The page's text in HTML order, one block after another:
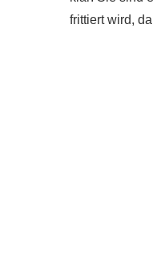
frittiert wird,